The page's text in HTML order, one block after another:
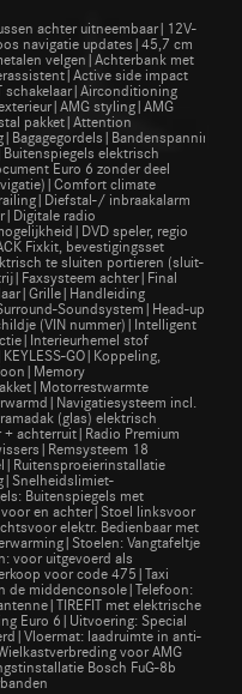
achter uitneembaar|12V-
navigatie updates|45,7 cm
velgen|Achterbank met
side impact
schakelaar|Airconditioning
styling|AMG
pakket|Attention
elektrisch
Euro 6 zonder deel
climate
inbraakalarm
radio
speler, regio
Fixkit, bevestigingsset
te sluiten portieren (sluit-
achter|Final
Soundsystem|Head-up
(VIN nummer)|Intelligent
stof
GO|Koppeling,
incl.
(glas) elektrisch
achterruit|Radio Premium
18
Buitenspiegels met
en achter|Stoel linksvoor
elektr. Bedienbaar met
Vangtafeltje
voor uitgevoerd als
voor code 475|Taxi
de middenconsole|Telefoon:
met elektrische
Euro 6|Uitvoering: Special
laadruimte in anti-
voor AMG
Bosch FuG-8b